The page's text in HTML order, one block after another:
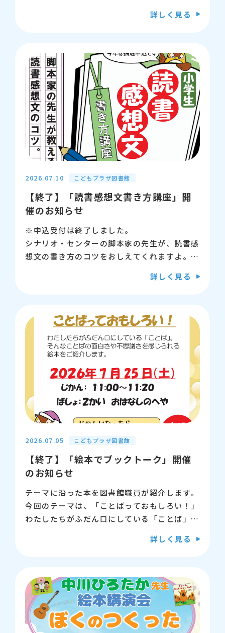
しました。
【講師】山田順子（ヤマトアートカレッジ認定
講師・こどもプラザ図書館司書）
【問い合わせ先】江東区立こどもプラザ図書
館 03-5600-3885
「名前はよく聞くけど、よくは知らない」そん
小学生以上のどなたでもご参加いただけますの
で、大人の方も、お友だち同士でも、お子さん
といっしょに親子でも、ぜひご参加ください。
【日時】7月25日（土曜日） 10時半から11
時半
【会場】江東区こどもプラザ 4階 会議室
【対象】小学生以上、どなたでも
【募集】30名（先着）
【申込】7月11日(土曜日)9時から専用フォー
ム（新しいウィンドウが開きます）にて受付し
ます。
館 03-5600-3885
詳しく見る
2026.07.10 こどもプラザ図書館
【終了】「読書感想文書き方講座」開
催のお知らせ
※申込受付は終了しました。
シナリオ・センターの脚本家の先生が、読書感
想文の書き方のコツをおしえてくれますよ。
【日時】7月30日（木曜日） 13時から14時
【会場】江東区こどもプラザ 4階 会議室
【対象】小学生（低学年は保護者同伴）
【募集】10名（抽選）
【持ち物】感想文を書きたい本、筆記用具、原
稿用紙（本のジャンルは問いませんが、事前に
読んでおいてください）
【申込】※申込受付は終了しました。
詳しく見る
2026.07.05 こどもプラザ図書館
【終了】「絵本でブックトーク」開催
のお知らせ
テーマに沿った本を図書館職員が紹介します。
今回のテーマは、「ことばっておもしろい！」
わたしたちがふだん口にしている「ことば」。
場所：こどもプラザ図書館 2階 おはなしの
へや
※申込は不要です。
問い合わせ先：江東区立こどもプラザ図書館
詳しく見る